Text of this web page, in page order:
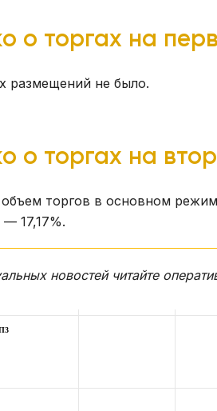
о торгах на
размещений не было.
о торгах на
торгов в основном
17,17%.
новостей читайте
П3